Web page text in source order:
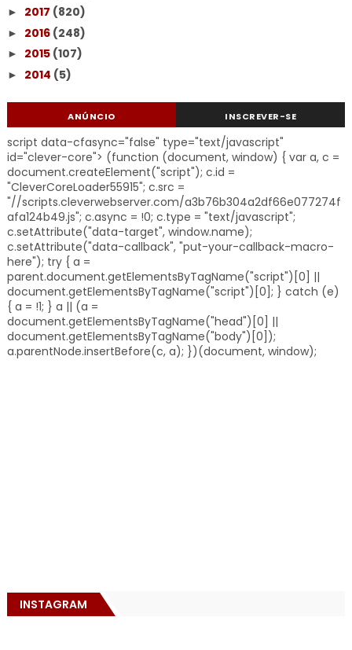
► 2017 (820)
► 2016 (248)
► 2015 (107)
► 2014 (5)
ANÚNCIO INSCREVER-SE
script data-cfasync="false" type="text/javascript"
id="clever-core"> (function (document, window) { var a, c =
document.createElement("script"); c.id =
"CleverCoreLoader55915"; c.src =
"//scripts.cleverwebserver.com/a3b76b304a2df66e077274f
afa124b49.js"; c.async = !0; c.type = "text/javascript";
c.setAttribute("data-target", window.name);
c.setAttribute("data-callback", "put-your-callback-macro-
here"); try { a =
parent.document.getElementsByTagName("script")[0] ||
document.getElementsByTagName("script")[0]; } catch (e)
{ a = !1; } a || (a =
document.getElementsByTagName("head")[0] ||
document.getElementsByTagName("body")[0]);
a.parentNode.insertBefore(c, a); })(document, window);
INSTAGRAM